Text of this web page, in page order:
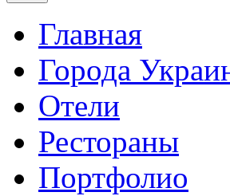
Главная
Города
Отели
Рестораны
Портфолио